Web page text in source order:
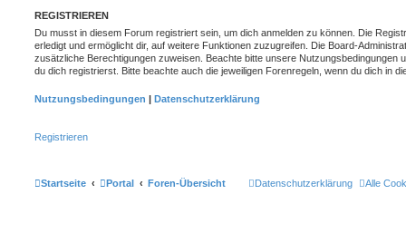
REGISTRIEREN
Du musst in diesem Forum registriert sein, um dich anmelden zu können. Die
erledigt und ermöglicht dir, auf weitere Funktionen zuzugreifen. Die Board-
zusätzliche Berechtigungen zuweisen. Beachte bitte unsere Nutzungsbedingungen
du dich registrierst. Bitte beachte auch die jeweiligen Forenregeln, wenn du dich in
Nutzungsbedingungen | Datenschutzerklärung
Registrieren
Startseite Portal Foren-Übersicht Alle
Datenschutzerklärung